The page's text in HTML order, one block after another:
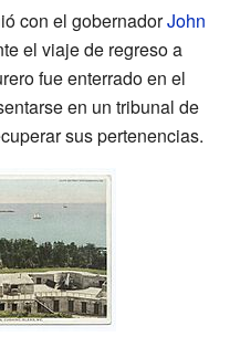
con el gobernadorJohn
el viaje de regreso a
fue enterrado en el
en un tribunal de
sus pertenencias.